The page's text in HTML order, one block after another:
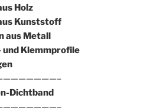
Holz
Kunststoff
aus Metall
und Klemmprofile
Dichtband